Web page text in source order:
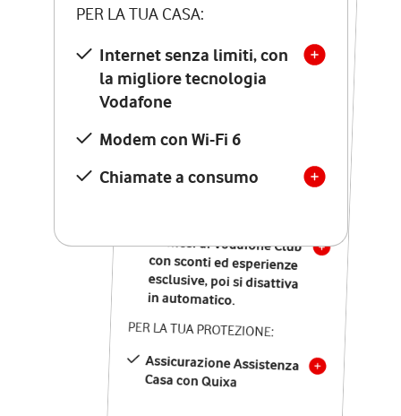
PER LA TUA CASA:
Internet senza limiti, con
la migliore tecnologia
Vodafone
Modem con Wi-Fi 6
Chiamate a consumo
PER LA TUA CASA:
Internet senza limiti, con
la migliore tecnologia
Vodafone
Modem Seven con Wi-Fi 7
Chiamate illimitate verso
numeri fissi e mobili
nazionali
12 mesi di Vodafone Club
con sconti ed esperienze
esclusive, poi si disattiva
in automatico.
PER LA TUA PROTEZIONE:
Assicurazione Assistenza
Casa con Quixa